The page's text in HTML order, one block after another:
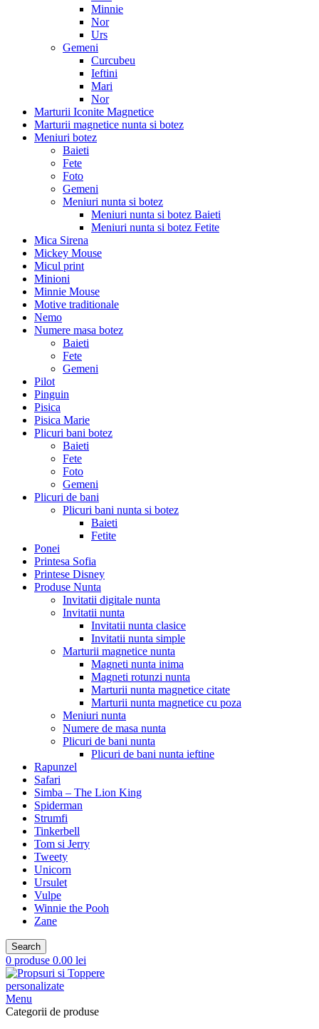
Minnie
Nor
Urs
Gemeni
Curcubeu
Ieftini
Mari
Nor
Marturii Iconite Magnetice
Marturii magnetice nunta si botez
Meniuri botez
Baieti
Fete
Foto
Gemeni
Meniuri nunta si botez
Meniuri nunta si botez Baieti
Meniuri nunta si botez Fetite
Mica Sirena
Mickey Mouse
Micul print
Minioni
Minnie Mouse
Motive traditionale
Nemo
Numere masa botez
Baieti
Fete
Gemeni
Pilot
Pinguin
Pisica
Pisica Marie
Plicuri bani botez
Baieti
Fete
Foto
Gemeni
Plicuri de bani
Plicuri bani nunta si botez
Baieti
Fetite
Ponei
Printesa Sofia
Printese Disney
Produse Nunta
Invitatii digitale nunta
Invitatii nunta
Invitatii nunta clasice
Invitatii nunta simple
Marturii magnetice nunta
Magneti nunta inima
Magneti rotunzi nunta
Marturii nunta magnetice citate
Marturii nunta magnetice cu poza
Meniuri nunta
Numere de masa nunta
Plicuri de bani nunta
Plicuri de bani nunta ieftine
Rapunzel
Safari
Simba – The Lion King
Spiderman
Strumfi
Tinkerbell
Tom si Jerry
Tweety
Unicorn
Ursulet
Vulpe
Winnie the Pooh
Zane
Search
0 produse 0.00 lei
Menu
Categorii de produse